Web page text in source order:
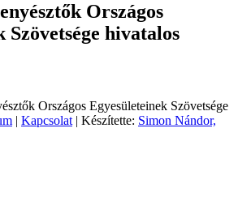
Országos
Szövetsége hivatalos
Országos Egyesületeinek Szövetsége
| Kapcsolat | Készítette: Simon Nándor,